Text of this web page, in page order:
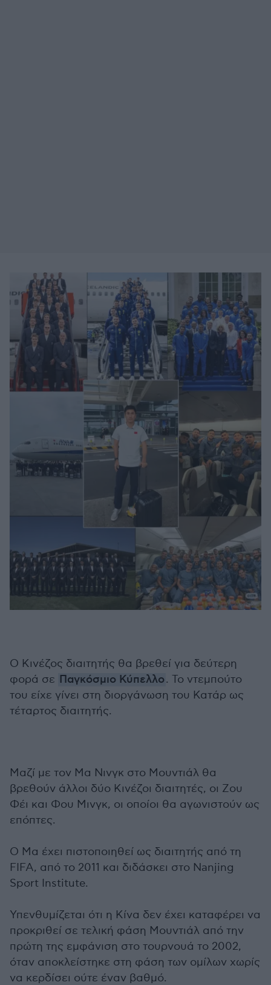
Ο Κινέζος διαιτητής θα βρεθεί για δεύτερη
φορά σε Παγκόσμιο Κύπελλο. Το ντεμπούτο
του είχε γίνει στη διοργάνωση του Κατάρ ως
τέταρτος διαιτητής.
Μαζί με τον Μα Νινγκ στο Μουντιάλ θα
βρεθούν άλλοι δύο Κινέζοι διαιτητές, οι Ζου
Φέι και Φου Μινγκ, οι οποίοι θα αγωνιστούν ως
επόπτες.
Ο Μα έχει πιστοποιηθεί ως διαιτητής από τη
FIFA, από το 2011 και διδάσκει στο Nanjing
Sport Institute.
Υπενθυμίζεται ότι η Κίνα δεν έχει καταφέρει να
προκριθεί σε τελική φάση Μουντιάλ από την
πρώτη της εμφάνιση στο τουρνουά το 2002,
όταν αποκλείστηκε στη φάση των ομίλων χωρίς
να κερδίσει ούτε έναν βαθμό.